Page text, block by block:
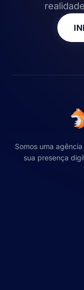
Somos uma
sua presença